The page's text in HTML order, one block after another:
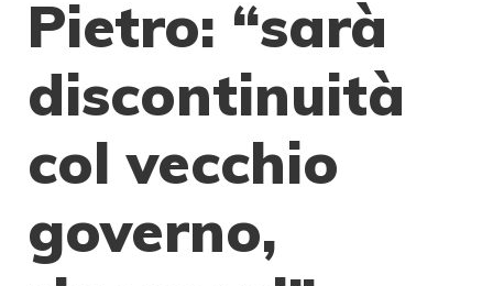
Pietro: “sarà
discontinuità
col vecchio
governo,